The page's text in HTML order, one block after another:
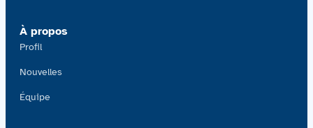
À propos
Profil
Nouvelles
Équipe